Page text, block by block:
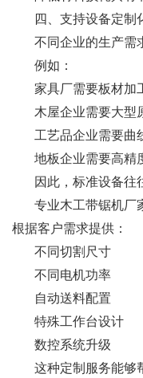
四、支持设备定制
不同企业的生产需
例如：
家具厂需要板材加
木屋企业需要大型
工艺品企业需要曲
地板企业需要高精
因此，标准设备往
专业木工带锯机厂
根据客户需求提供：
不同切割尺寸
不同电机功率
自动送料配置
特殊工作台设计
数控系统升级
这种定制服务能够